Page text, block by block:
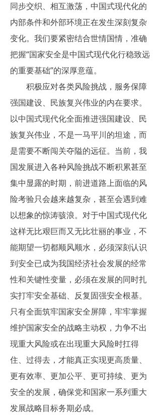
同步交织、相互激荡，中国式现代化的
内部条件和外部环境正在发生深刻复杂
变化。我们要紧密结合世情国情，准确
把握“国家安全是中国式现代化行稳致远
的重要基础”的深厚意蕴。
积极应对各类风险挑战，服务保障
强国建设、民族复兴伟业的内在要求。
以中国式现代化全面推进强国建设、民
族复兴伟业，不是一马平川的坦途，而
是需要不断闯关夺隘的远征。当前，我
国发展进入各种风险挑战不断积累甚至
集中显露的时期，前进道路上面临的风
险考验只会越来越复杂，甚至会遇到难
以想象的惊涛骇浪。对于中国式现代化
这样无比艰巨而又无比壮丽的事业，不
能期望一切都顺风顺水，必须深刻认识
到安全已成为我国经济社会发展的经常
性和关键性变量，必须在发展的同时扎
实打牢安全基础、反复固强安全根基。
只有全面筑牢国家安全屏障，牢牢掌握
维护国家安全的战略主动权，力争不出
现重大风险或在出现重大风险时扛得
住、过得去，才能真正实现更高质量、
更有效率、更加公平、更可持续、更为
安全的发展，确保党和国家一系列重大
发展战略目标务期必成。